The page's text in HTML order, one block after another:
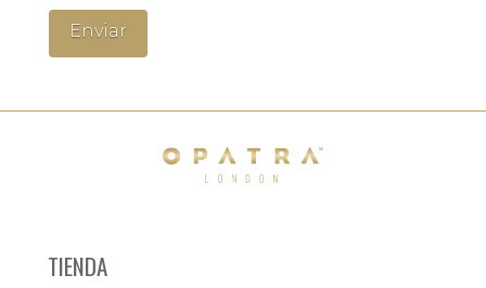
TIENDA